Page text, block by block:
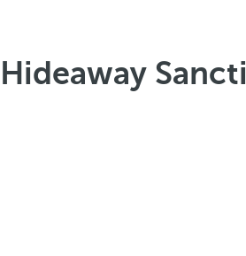
Sancti